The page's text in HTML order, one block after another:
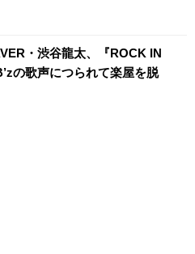
・渋谷龍太、『ROCK IN
の歌声につられて楽屋を脱